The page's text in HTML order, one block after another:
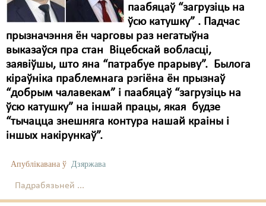
паабяцаў “загрузіць на
ўсю катушку” . Падчас
прызначэння ён чарговы раз негатыўна
выказаўся пра стан Віцебскай вобласці,
заявіўшы, што яна “патрабуе прарыву”. Былога
кіраўніка праблемнага рэгіёна ён прызнаў
“добрым чалавекам” і паабяцаў “загрузіць на
ўсю катушку” на іншай працы, якая будзе
“тычацца знешняга контура нашай краіны і
іншых накірункаў”.
Апублікавана ў Дзяржава
Падрабязьней ...